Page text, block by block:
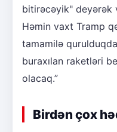
bitirəcəyik" deyərək
Həmin vaxt Tramp
tamamilə
buraxılan raketləri
olacaq.”
Birdən çox